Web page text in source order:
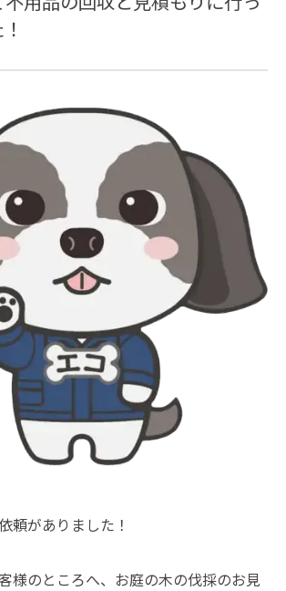
頼がありました！
様のところへ、お庭の木の伐採のお見